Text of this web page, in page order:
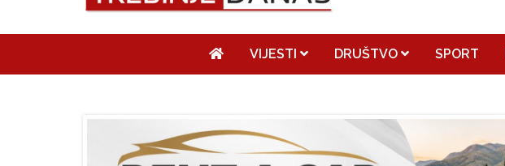
VIJESTI DRUŠTVO SPORT